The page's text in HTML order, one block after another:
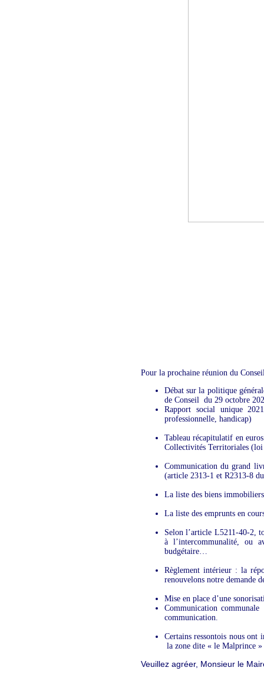
Pour la prochaine réunion du
Débat sur la politique
de Conseil du 29 octobre
Rapport social unique
professionnelle, handicap)
Tableau récapitulatif en
Collectivités Territoriales (loi
Communication du grand
(article 2313-1 et R2313-8
La liste des biens
La liste des emprunts en
Selon l’article L5211-40-2,
à l’intercommunalité, ou
budgétaire…
Règlement intérieur : la
renouvelons notre demande
Mise en place d’une
Communication
communication.
Certains ressontois nous ont
la zone dite « le Malprince »
Veuillez agréer, Monsieur le